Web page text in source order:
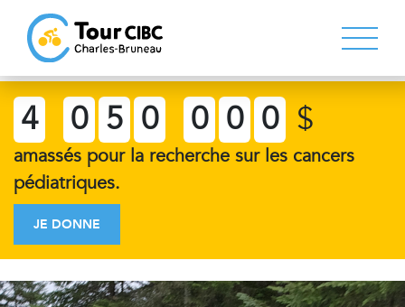
4 0 5 0 0 0 0 $
amassés pour la recherche sur les cancers
pédiatriques.
JE DONNE